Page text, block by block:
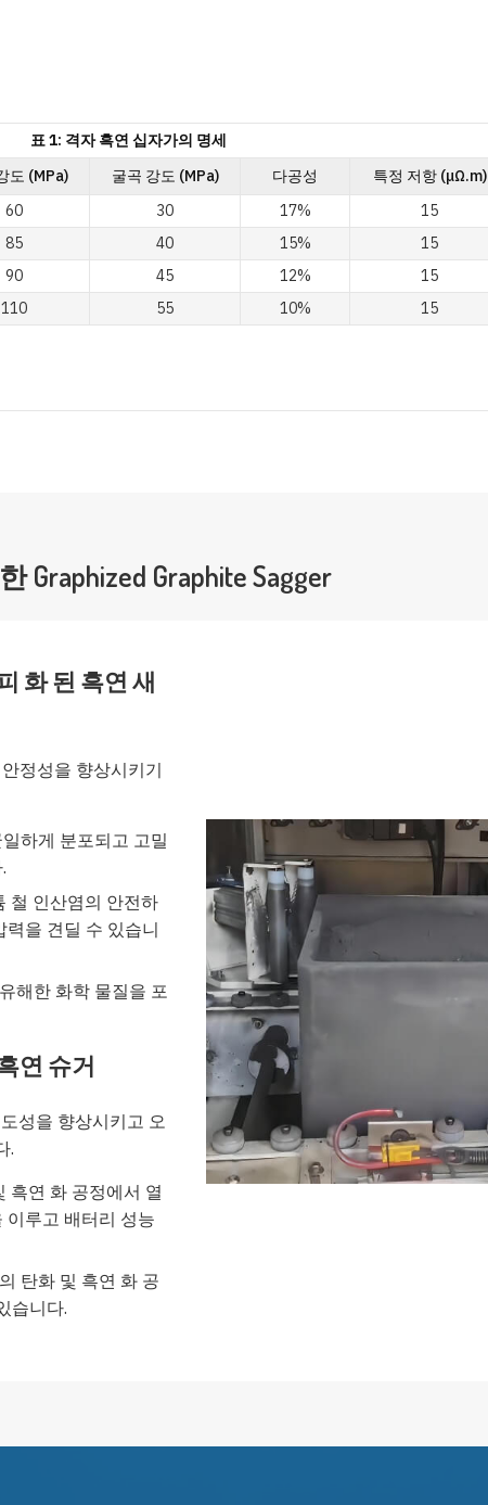
표 1: 격자 흑연 십자가의 명세
도 (MPa) 굴곡 강도 (MPa) 다공성 특정 저항 (μΩ.m)
60 30 17% 15
85 40 15% 15
90 45 12% 15
110 55 10% 15
Graphite Sagger
화 된 흑연 새
정성을 향상시키기
하게 분포되고 고밀
철 인산염의 안전하
을 견딜 수 있습니
해한 화학 물질을 포
연 슈거
성을 향상시키고 오
.
흑연 화 공정에서 열
이루고 배터리 성능
탄화 및 흑연 화 공
습니다.